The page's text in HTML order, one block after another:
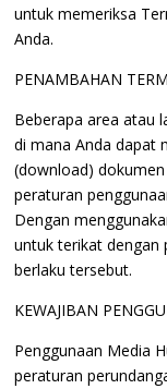
untuk memeriksa
Anda.
PENAMBAHAN
Beberapa area atau
di mana Anda dapat
(download)
peraturan
Dengan
untuk terikat dengan
berlaku tersebut.
KEWAJIBAN
Penggunaan Media
peraturan